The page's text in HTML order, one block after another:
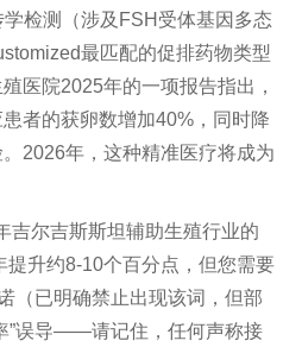
检测（涉及FSH受体基因多态
最匹配的促排药物类型
医院2025年的一项报告指出，
者的获卵数增加40%，同时降
2026年，这种精准医疗将成为
吉尔吉斯斯坦辅助生殖行业的
升约8-10个百分点，但您需要
（已明确禁止出现该词，但部
”误导——请记住，任何声称接